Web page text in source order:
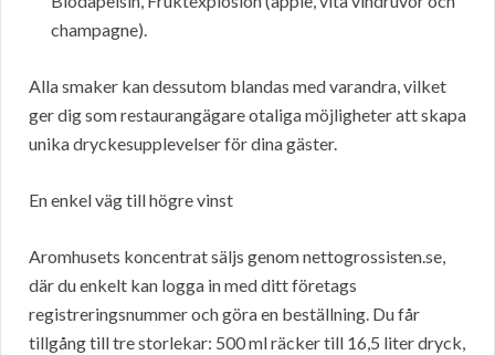
champagne).
Alla smaker kan dessutom blandas med varandra, vilket
ger dig som restaurangägare otaliga möjligheter att skapa
unika dryckesupplevelser för dina gäster.
En enkel väg till högre vinst
Aromhusets koncentrat säljs genom nettogrossisten.se,
där du enkelt kan logga in med ditt företags
registreringsnummer och göra en beställning. Du får
tillgång till tre storlekar: 500 ml räcker till 16,5 liter dryck,